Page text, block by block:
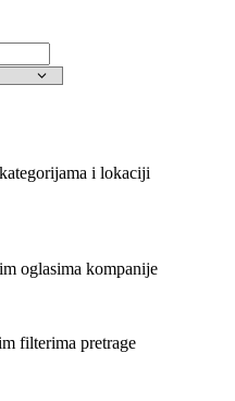
i lokaciji
oglasima kompanije
filterima pretrage